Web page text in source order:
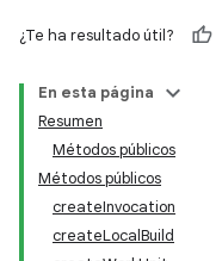
¿Te ha resultado útil?
En esta página
Resumen
Métodos públicos
Métodos públicos
createInvocation
createLocalBuild